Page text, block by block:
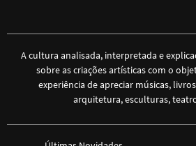
A cultura analisada, interpretada e
sobre as criações artísticas com o
experiência de apreciar músicas,
arquitetura, esculturas,